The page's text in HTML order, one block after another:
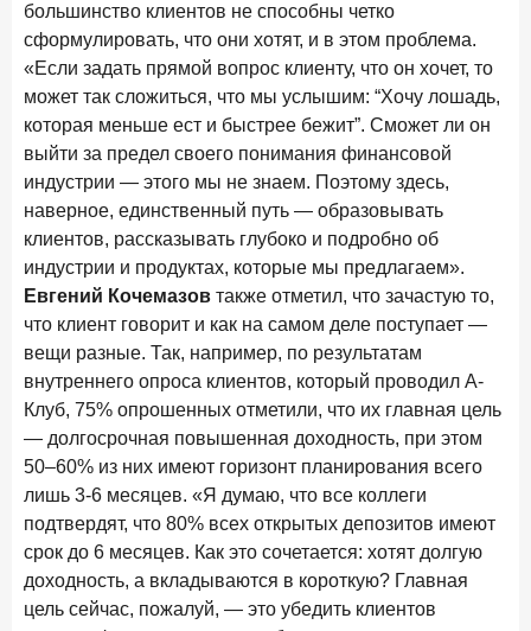
большинство клиентов не способны четко
сформулировать, что они хотят, и в этом проблема.
«Если задать прямой вопрос клиенту, что он хочет, то
может так сложиться, что мы услышим: “Хочу лошадь,
которая меньше ест и быстрее бежит”. Сможет ли он
выйти за предел своего понимания финансовой
индустрии — этого мы не знаем. Поэтому здесь,
наверное, единственный путь — образовывать
клиентов, рассказывать глубоко и подробно об
индустрии и продуктах, которые мы предлагаем».
Евгений Кочемазов также отметил, что зачастую то,
что клиент говорит и как на самом деле поступает —
вещи разные. Так, например, по результатам
внутреннего опроса клиентов, который проводил А-
Клуб, 75% опрошенных отметили, что их главная цель
— долгосрочная повышенная доходность, при этом
50–60% из них имеют горизонт планирования всего
лишь 3-6 месяцев. «Я думаю, что все коллеги
подтвердят, что 80% всех открытых депозитов имеют
срок до 6 месяцев. Как это сочетается: хотят долгую
доходность, а вкладываются в короткую? Главная
цель сейчас, пожалуй, — это убедить клиентов